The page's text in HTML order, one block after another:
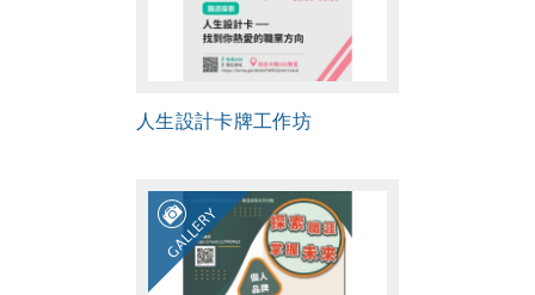
人生設計卡牌工作坊
GALLERY